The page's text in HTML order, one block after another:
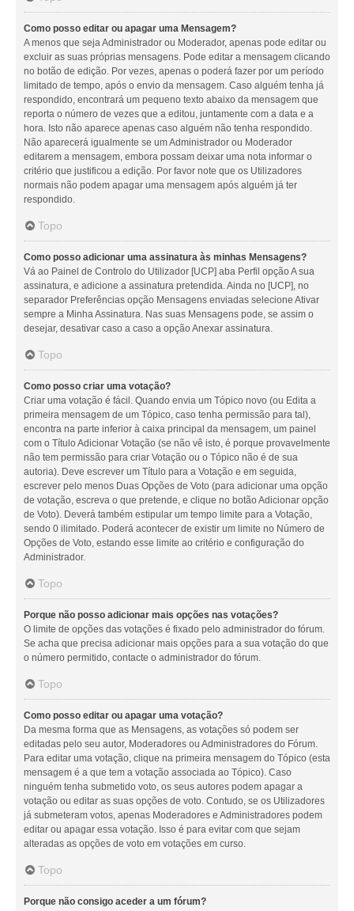
Como posso editar ou apagar uma Mensagem?
A menos que seja Administrador ou Moderador, apenas pode editar ou
excluir as suas próprias mensagens. Pode editar a mensagem clicando
no botão de edição. Por vezes, apenas o poderá fazer por um período
limitado de tempo, após o envio da mensagem. Caso alguém tenha já
respondido, encontrará um pequeno texto abaixo da mensagem que
reporta o número de vezes que a editou, juntamente com a data e a
hora. Isto não aparece apenas caso alguém não tenha respondido.
Não aparecerá igualmente se um Administrador ou Moderador
editarem a mensagem, embora possam deixar uma nota informar o
critério que justificou a edição. Por favor note que os Utilizadores
normais não podem apagar uma mensagem após alguém já ter
respondido.
Topo
Como posso adicionar uma assinatura às minhas Mensagens?
Vá ao Painel de Controlo do Utilizador [UCP] aba Perfil opção A sua
assinatura, e adicione a assinatura pretendida. Ainda no [UCP], no
separador Preferências opção Mensagens enviadas selecione Ativar
sempre a Minha Assinatura. Nas suas Mensagens pode, se assim o
desejar, desativar caso a caso a opção Anexar assinatura.
Topo
Como posso criar uma votação?
Criar uma votação é fácil. Quando envia um Tópico novo (ou Edita a
primeira mensagem de um Tópico, caso tenha permissão para tal),
encontra na parte inferior à caixa principal da mensagem, um painel
com o Título Adicionar Votação (se não vê isto, é porque provavelmente
não tem permissão para criar Votação ou o Tópico não é de sua
autoria). Deve escrever um Título para a Votação e em seguida,
escrever pelo menos Duas Opções de Voto (para adicionar uma opção
de votação, escreva o que pretende, e clique no botão Adicionar opção
de Voto). Deverá também estipular um tempo limite para a Votação,
sendo 0 ilimitado. Poderá acontecer de existir um limite no Número de
Opções de Voto, estando esse limite ao critério e configuração do
Administrador.
Topo
Porque não posso adicionar mais opções nas votações?
O limite de opções das votações é fixado pelo administrador do fórum.
Se acha que precisa adicionar mais opções para a sua votação do que
o número permitido, contacte o administrador do fórum.
Topo
Como posso editar ou apagar uma votação?
Da mesma forma que as Mensagens, as votações só podem ser
editadas pelo seu autor, Moderadores ou Administradores do Fórum.
Para editar uma votação, clique na primeira mensagem do Tópico (esta
mensagem é a que tem a votação associada ao Tópico). Caso
ninguém tenha submetido voto, os seus autores podem apagar a
votação ou editar as suas opções de voto. Contudo, se os Utilizadores
já submeteram votos, apenas Moderadores e Administradores podem
editar ou apagar essa votação. Isso é para evitar com que sejam
alteradas as opções de voto em votações em curso.
Topo
Porque não consigo aceder a um fórum?